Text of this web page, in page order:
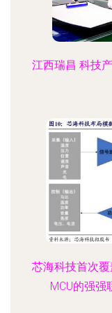
江西瑞昌 科技
芯海科技首次
MCU的强强